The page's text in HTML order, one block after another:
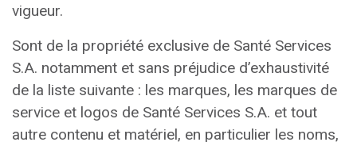
vigueur.
Sont de la propriété exclusive de Santé Services
S.A. notamment et sans préjudice d’exhaustivité
de la liste suivante : les marques, les marques de
service et logos de Santé Services S.A. et tout
autre contenu et matériel, en particulier les noms,